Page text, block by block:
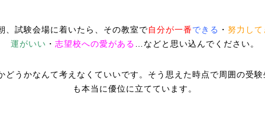
、試験会場に着いたら、その教室で自分が一番できる ・ 努力して
運がいい ・ 志望校への愛がある …などと思い込んでください。
どうかなんて考えなくていいです。そう思えた時点で周囲の受験
も本当に優位に立てています。